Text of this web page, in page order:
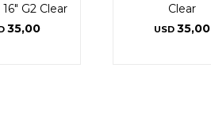
G2 Clear
35,00
Clear
USD 35,00